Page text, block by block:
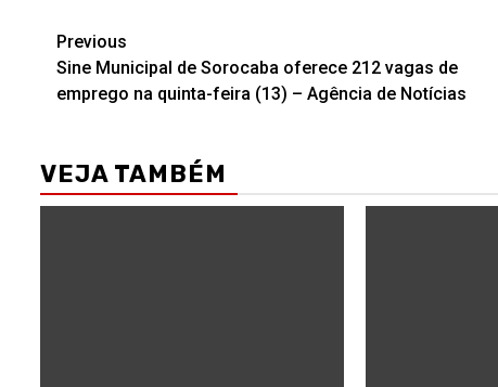
Post
navigation
Previous
Sine Municipal de Sorocaba oferece 212 vagas de
emprego na quinta-feira (13) – Agência de Notícias
VEJA TAMBÉM